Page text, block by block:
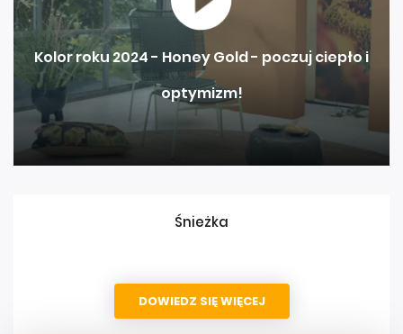
Kolor roku 2024 - Honey Gold - poczuj ciepło i
optymizm!
Śnieżka
DOWIEDZ SIĘ WIĘCEJ